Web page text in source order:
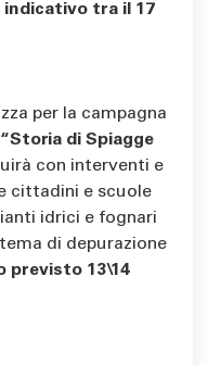
indicativo tra il 17
per la campagna
“Storia di Spiagge
con interventi e
cittadini e scuole
idrici e fognari
di depurazione
previsto 13\14